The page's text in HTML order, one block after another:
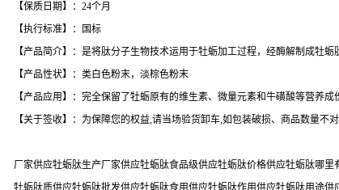
【保质日期】：24个月
【执行标准】：国标
【产品简介】：是将肽分子生物技术运用于牡蛎加工过程，经酶解制成牡
【产品性状】：类白色粉末，淡棕色粉末
【产品应用】：完全保留了牡蛎原有的维生素、微量元素和牛磺酸等营养
【关于签收】：为保障您的权益,请当场验货卸车,如包装破损、商品数量不
厂家供应牡蛎肽生产厂家供应牡蛎肽食品级供应牡蛎肽价格供应牡蛎肽哪
牡蛎肽质供应牡蛎肽批发供应牡蛎肽食用供应牡蛎肽作用供应牡蛎肽用途